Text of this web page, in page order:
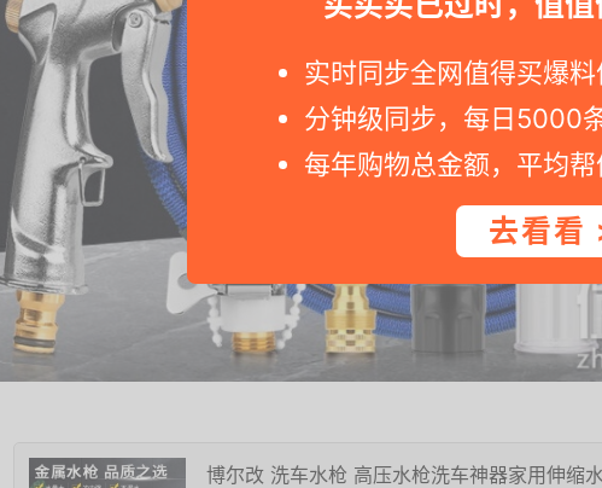
实时同步全网值得买爆
分钟级同步，每日5000
每年购物总金额，平均
去看看
博尔改 洗车水枪 高压水枪洗车神器家用伸缩